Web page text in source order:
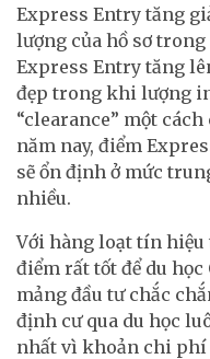
Express Entry tăng
lượng của hồ sơ
Express Entry tăng
đẹp trong khi lượng
“clearance” một
năm nay, điểm
sẽ ổn định ở mức
nhiều.
Với hàng loạt tín
điểm rất tốt để du học
mảng đầu tư chắc
định cư qua du học
nhất vì khoản chi